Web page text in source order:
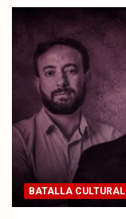
BATALLA CULTURAL